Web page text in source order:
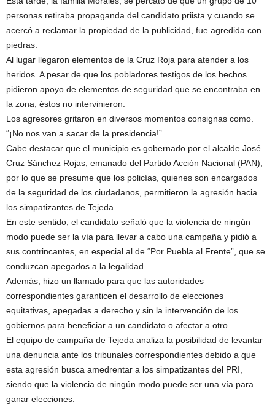
personas retiraba propaganda del candidato priista y cuando se
acercó a reclamar la propiedad de la publicidad, fue agredida con
piedras.
Al lugar llegaron elementos de la Cruz Roja para atender a los
heridos. A pesar de que los pobladores testigos de los hechos
pidieron apoyo de elementos de seguridad que se encontraba en
la zona, éstos no intervinieron.
Los agresores gritaron en diversos momentos consignas como.
“¡No nos van a sacar de la presidencia!”.
Cabe destacar que el municipio es gobernado por el alcalde José
Cruz Sánchez Rojas, emanado del Partido Acción Nacional (PAN),
por lo que se presume que los policías, quienes son encargados
de la seguridad de los ciudadanos, permitieron la agresión hacia
los simpatizantes de Tejeda.
En este sentido, el candidato señaló que la violencia de ningún
modo puede ser la vía para llevar a cabo una campaña y pidió a
sus contrincantes, en especial al de “Por Puebla al Frente”, que se
conduzcan apegados a la legalidad.
Además, hizo un llamado para que las autoridades
correspondientes garanticen el desarrollo de elecciones
equitativas, apegadas a derecho y sin la intervención de los
gobiernos para beneficiar a un candidato o afectar a otro.
El equipo de campaña de Tejeda analiza la posibilidad de levantar
una denuncia ante los tribunales correspondientes debido a que
esta agresión busca amedrentar a los simpatizantes del PRI,
siendo que la violencia de ningún modo puede ser una vía para
ganar elecciones.